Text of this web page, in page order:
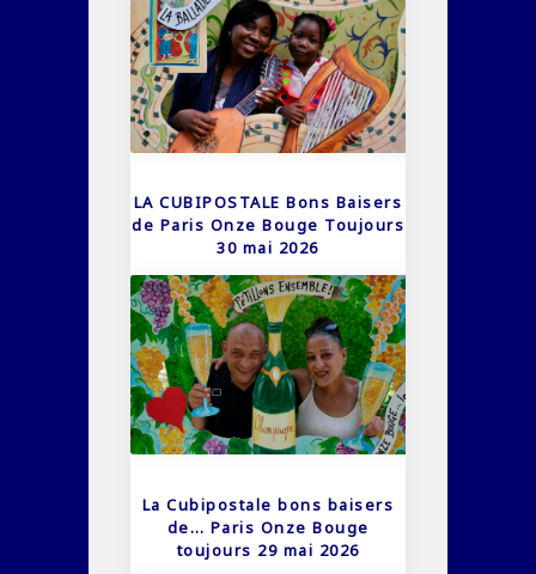
LA CUBIPOSTALE Bons Baisers
de Paris Onze Bouge Toujours
30 mai 2026
La Cubipostale bons baisers
de… Paris Onze Bouge
toujours 29 mai 2026